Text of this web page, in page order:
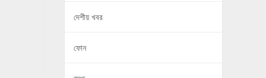
দেশীয় খবর
ফোন